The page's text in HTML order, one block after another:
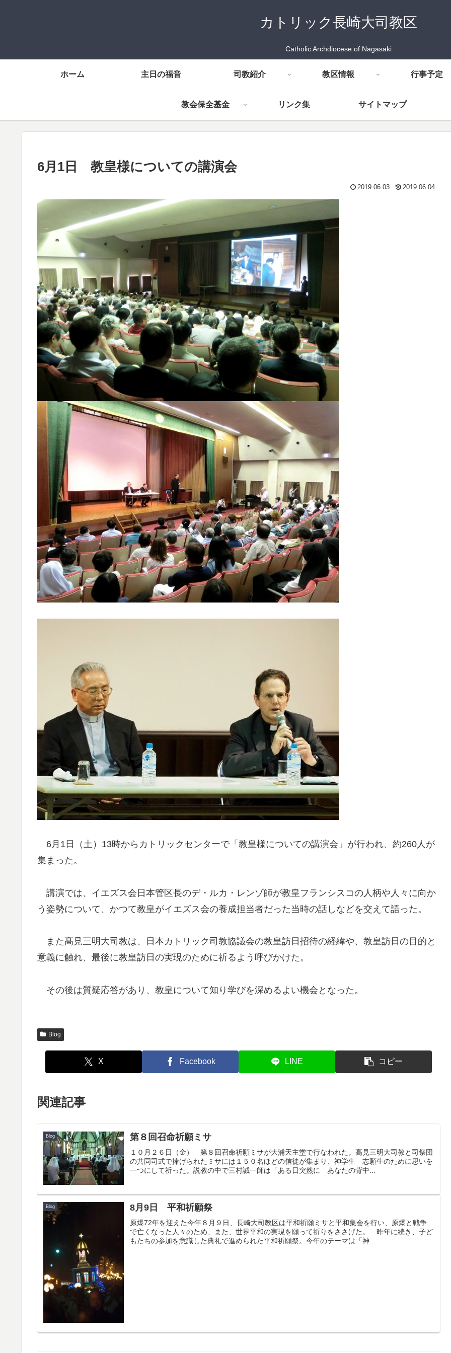
カトリック長崎大司教区
Catholic Archdiocese of Nagasaki
ホーム 主日の福音 司教紹介 教区情報 行事予定
教会保全基金 リンク集 サイトマップ
6月1日 教皇様についての講演会
2019.06.03 2019.06.04
6月1日（土）13時からカトリックセンターで「教皇様についての講演会」が行われ、約260人が
集まった。
講演では、イエズス会日本管区長のデ・ルカ・レンゾ師が教皇フランシスコの人柄や人々に向か
う姿勢について、かつて教皇がイエズス会の養成担当者だった当時の話しなどを交えて語った。
また髙見三明大司教は、日本カトリック司教協議会の教皇訪日招待の経緯や、教皇訪日の目的と
意義に触れ、最後に教皇訪日の実現のために祈るよう呼びかけた。
その後は質疑応答があり、教皇について知り学びを深めるよい機会となった。
Blog
X Facebook LINE コピー
関連記事
Blog 第８回召命祈願ミサ
１０月２６日（金） 第８回召命祈願ミサが大浦天主堂で行なわれた。髙見三明大司教と司祭団
の共同司式で捧げられたミサには１５０名ほどの信徒が集まり、神学生 志願生のために思いを
一つにして祈った。説教の中で三村誠一師は「ある日突然に あなたの背中...
Blog 8月9日 平和祈願祭
原爆72年を迎えた今年８月９日、長崎大司教区は平和祈願ミサと平和集会を行い、原爆と戦争
で亡くなった人々のため、また、世界平和の実現を願って祈りをささげた。 昨年に続き、子ど
もたちの参加を意識した典礼で進められた平和祈願祭。今年のテーマは「神...